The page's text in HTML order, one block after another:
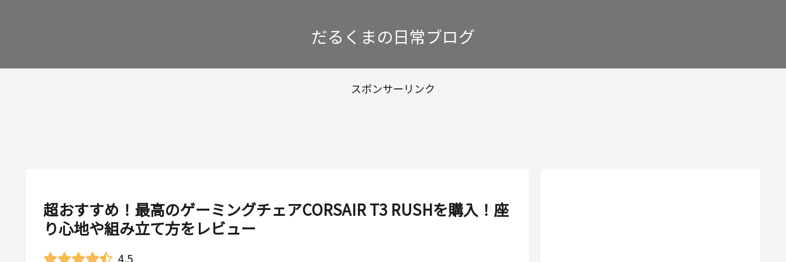
だるくまの日常ブログ
スポンサーリンク
超おすすめ！最高のゲーミングチェアCORSAIR T3 RUSHを購入！座
り心地や組み立て方をレビュー
4.5